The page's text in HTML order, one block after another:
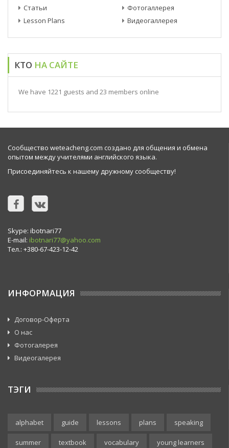
Статьи
Lesson Plans
Фотогаллерея
Видеогаллерея
КТО НА САЙТЕ
We have 1221 guests and 23 members online
Сообщество weteacheng.com создано для общения и обмена
опытом между учителями английского языка.
Присоединяйтесь к нашему дружному сообществу!
Skype: ibotnari77
E-mail: ibotnari77@yahoo.com
Тел.: +380-67-423-12-42
ИНФОРМАЦИЯ
Договор-Оферта
О нас
Фотогалерея
Видеогалерея
ТЭГИ
alphabet guide lessons plans speaking
summer textbook vocabulary young learners